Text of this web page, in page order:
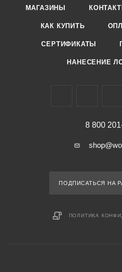
МАГАЗИНЫ
КАК КУПИТЬ
СЕРТИФИКАТЫ
НАНЕСЕНИЕ
8 800
ПОДПИСАТЬСЯ НА
ПОЛИТИКА